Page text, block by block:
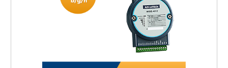
3. Storage Solution - 96FMMSDI-4G-ET-AT1,
96FMMSDI-8G-ET-AT1 ( Data logger 功能)